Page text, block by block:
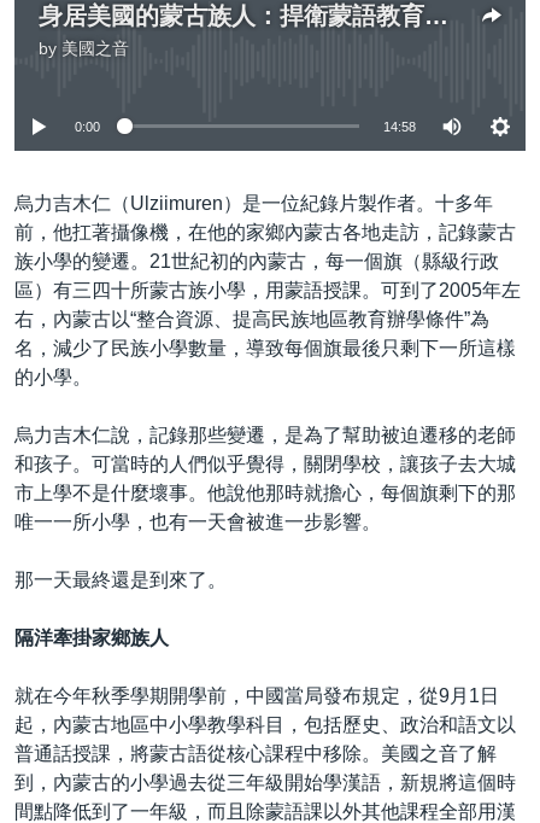
YOUTUBE頻道
港人港心
建國史話
身居美國的蒙古族人：捍衛蒙語教育事關民族危亡
by 美國之音
0:00 14:58
烏力吉木仁（Ulziimuren）是一位紀錄片製作者。十多年
前，他扛著攝像機，在他的家鄉內蒙古各地走訪，記錄蒙古
族小學的變遷。21世紀初的內蒙古，每一個旗（縣級行政
區）有三四十所蒙古族小學，用蒙語授課。可到了2005年左
右，內蒙古以“整合資源、提高民族地區教育辦學條件”為
名，減少了民族小學數量，導致每個旗最後只剩下一所這樣
的小學。
烏力吉木仁說，記錄那些變遷，是為了幫助被迫遷移的老師
和孩子。可當時的人們似乎覺得，關閉學校，讓孩子去大城
市上學不是什麼壞事。他說他那時就擔心，每個旗剩下的那
唯一一所小學，也有一天會被進一步影響。
那一天最終還是到來了。
隔洋牽掛家鄉族人
就在今年秋季學期開學前，中國當局發布規定，從9月1日
起，內蒙古地區中小學教學科目，包括歷史、政治和語文以
普通話授課，將蒙古語從核心課程中移除。美國之音了解
到，內蒙古的小學過去從三年級開始學漢語，新規將這個時
間點降低到了一年級，而且除蒙語課以外其他課程全部用漢